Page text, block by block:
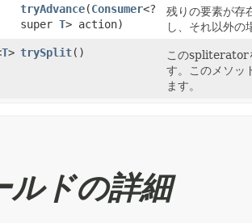
tryAdvance​(Consumer<?
super T> action)
残りの要素が存
し、それ以外の
T> trySplit()
このspliterator
す。このメソッ
ます。
ルドの詳細